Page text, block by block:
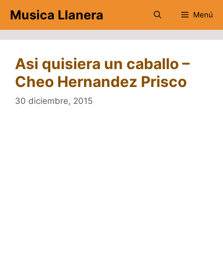
contenido
Musica Llanera Menú
Asi quisiera un caballo –
Cheo Hernandez Prisco
30 diciembre, 2015